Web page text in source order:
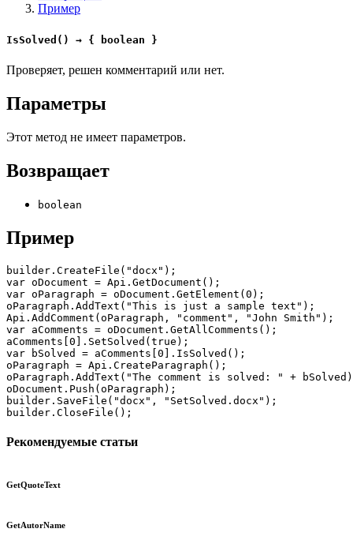
Пример
IsSolved() → { boolean }
Проверяет, решен комментарий или нет.
Параметры
Этот метод не имеет параметров.
Возвращает
boolean
Пример
builder.CreateFile("docx");
var oDocument = Api.GetDocument();
var oParagraph = oDocument.GetElement(0);
oParagraph.AddText("This is just a sample text");
Api.AddComment(oParagraph, "comment", "John Smith");
var aComments = oDocument.GetAllComments();
aComments[0].SetSolved(true);
var bSolved = aComments[0].IsSolved();
oParagraph = Api.CreateParagraph();
oParagraph.AddText("The comment is solved: " +
oDocument.Push(oParagraph);
builder.SaveFile("docx", "SetSolved.docx");
builder.CloseFile();
Рекомендуемые статьи
GetQuoteText
GetAutorName